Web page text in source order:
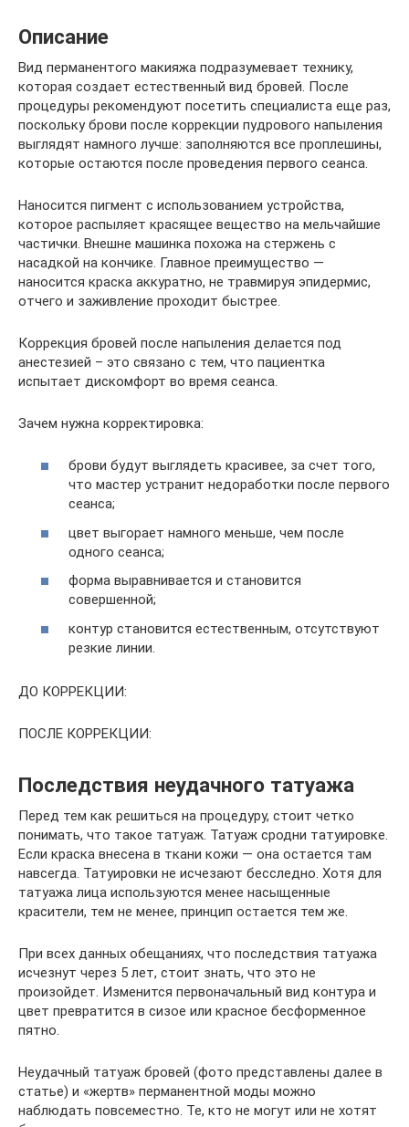
Описание
Вид перманентого макияжа подразумевает технику,
которая создает естественный вид бровей. После
процедуры рекомендуют посетить специалиста еще раз,
поскольку брови после коррекции пудрового напыления
выглядят намного лучше: заполняются все проплешины,
которые остаются после проведения первого сеанса.
Наносится пигмент с использованием устройства,
которое распыляет красящее вещество на мельчайшие
частички. Внешне машинка похожа на стержень с
насадкой на кончике. Главное преимущество —
наносится краска аккуратно, не травмируя эпидермис,
отчего и заживление проходит быстрее.
Коррекция бровей после напыления делается под
анестезией – это связано с тем, что пациентка
испытает дискомфорт во время сеанса.
Зачем нужна корректировка:
брови будут выглядеть красивее, за счет того,
что мастер устранит недоработки после первого
сеанса;
цвет выгорает намного меньше, чем после
одного сеанса;
форма выравнивается и становится
совершенной;
контур становится естественным, отсутствуют
резкие линии.
ДО КОРРЕКЦИИ:
ПОСЛЕ КОРРЕКЦИИ:
Последствия неудачного татуажа
Перед тем как решиться на процедуру, стоит четко
понимать, что такое татуаж. Татуаж сродни татуировке.
Если краска внесена в ткани кожи — она остается там
навсегда. Татуировки не исчезают бесследно. Хотя для
татуажа лица используются менее насыщенные
красители, тем не менее, принцип остается тем же.
При всех данных обещаниях, что последствия татуажа
исчезнут через 5 лет, стоит знать, что это не
произойдет. Изменится первоначальный вид контура и
цвет превратится в сизое или красное бесформенное
пятно.
Неудачный татуаж бровей (фото представлены далее в
статье) и «жертв» перманентной моды можно
наблюдать повсеместно. Те, кто не могут или не хотят